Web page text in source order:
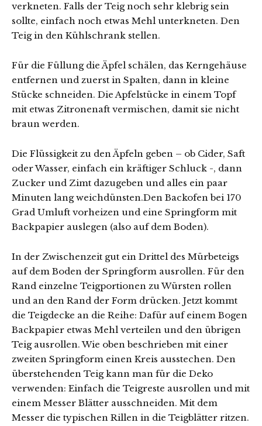
verkneten. Falls der Teig noch sehr klebrig sein
sollte, einfach noch etwas Mehl unterkneten. Den
Teig in den Kühlschrank stellen.
Für die Füllung die Äpfel schälen, das Kerngehäuse
entfernen und zuerst in Spalten, dann in kleine
Stücke schneiden. Die Apfelstücke in einem Topf
mit etwas Zitronenaft vermischen, damit sie nicht
braun werden.
Die Flüssigkeit zu den Äpfeln geben – ob Cider, Saft
oder Wasser, einfach ein kräftiger Schluck -, dann
Zucker und Zimt dazugeben und alles ein paar
Minuten lang weichdünsten.Den Backofen bei 170
Grad Umluft vorheizen und eine Springform mit
Backpapier auslegen (also auf dem Boden).
In der Zwischenzeit gut ein Drittel des Mürbeteigs
auf dem Boden der Springform ausrollen. Für den
Rand einzelne Teigportionen zu Würsten rollen
und an den Rand der Form drücken. Jetzt kommt
die Teigdecke an die Reihe: Dafür auf einem Bogen
Backpapier etwas Mehl verteilen und den übrigen
Teig ausrollen. Wie oben beschrieben mit einer
zweiten Springform einen Kreis ausstechen. Den
überstehenden Teig kann man für die Deko
verwenden: Einfach die Teigreste ausrollen und mit
einem Messer Blätter ausschneiden. Mit dem
Messer die typischen Rillen in die Teigblätter ritzen.